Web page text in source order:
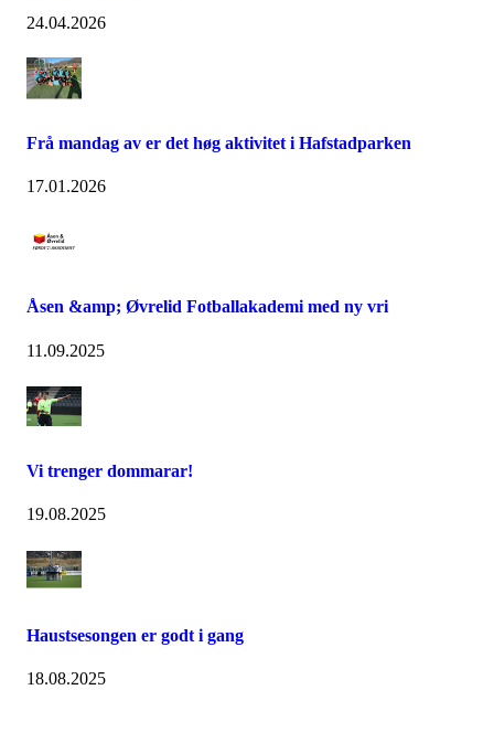
24.04.2026
Frå mandag av er det høg aktivitet i Hafstadparken
17.01.2026
Åsen &amp; Øvrelid Fotballakademi med ny vri
11.09.2025
Vi trenger dommarar!
19.08.2025
Haustsesongen er godt i gang
18.08.2025